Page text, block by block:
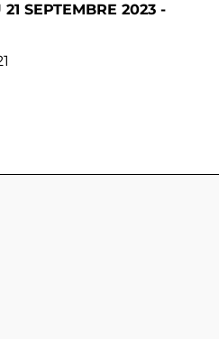
SEPTEMBRE 2023 -